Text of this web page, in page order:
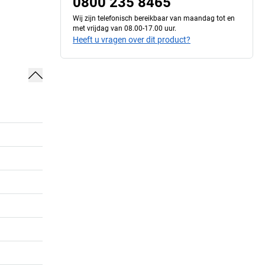
Wij zijn telefonisch bereikbaar van maandag tot en
met vrijdag van 08.00-17.00 uur.
Heeft u vragen over dit product?